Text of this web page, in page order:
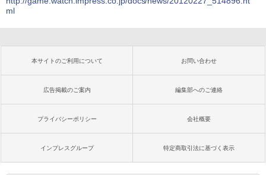
ml
本サイトのご利用について お問い合わせ
広告掲載のご案内 編集部へのご連絡
プライバシーポリシー 会社概要
インプレスグループ 特定商取引法に基づく表示